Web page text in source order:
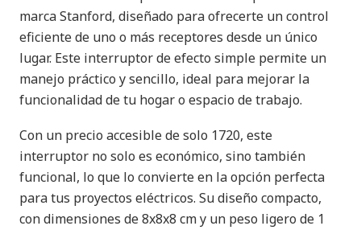
marca Stanford, diseñado para ofrecerte un control
eficiente de uno o más receptores desde un único
lugar. Este interruptor de efecto simple permite un
manejo práctico y sencillo, ideal para mejorar la
funcionalidad de tu hogar o espacio de trabajo.
Con un precio accesible de solo 1720, este
interruptor no solo es económico, sino también
funcional, lo que lo convierte en la opción perfecta
para tus proyectos eléctricos. Su diseño compacto,
con dimensiones de 8x8x8 cm y un peso ligero de 1